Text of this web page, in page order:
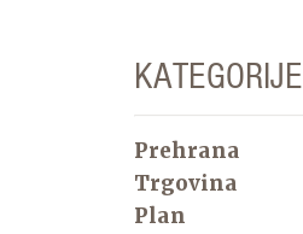
KATEGORIJE
Prehrana
Trgovina
Plan